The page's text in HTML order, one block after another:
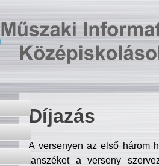
Díjazás
A versenyen az első három
tanszéket a verseny